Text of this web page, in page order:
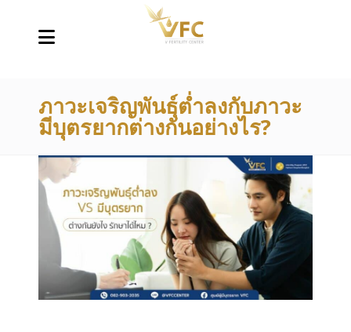
ภาวะเจริญพันธุ์ต่ำลงกับภาวะ
มีบุตรยากต่างกันอย่างไร?